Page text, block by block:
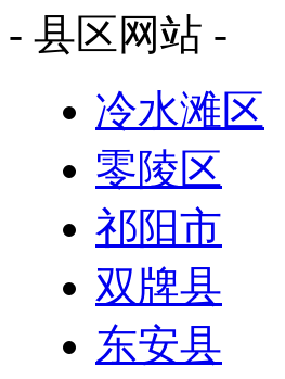
- 县区网站 -
冷水滩区
零陵区
祁阳市
双牌县
东安县